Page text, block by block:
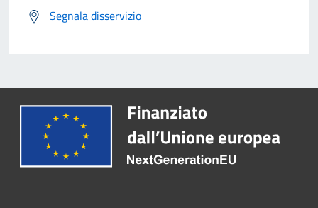
Segnala disservizio